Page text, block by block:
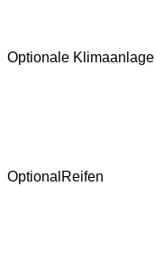
Optionale Klimaanlage
OptionalReifen